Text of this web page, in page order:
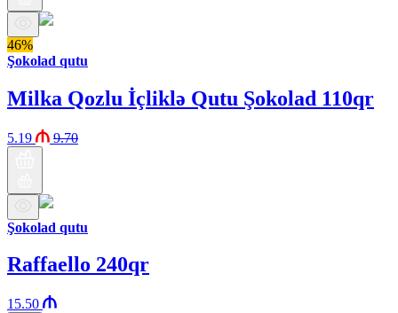
46%
Şokolad qutu
Milka Qozlu İçliklə Qutu Şokolad 110qr
5.19 9.70
Şokolad qutu
Raffaello 240qr
15.50